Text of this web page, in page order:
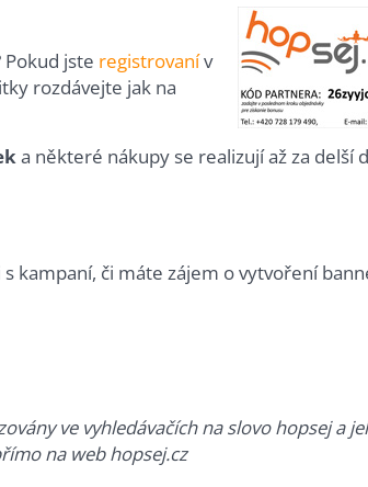
Pokud jste registrovanív
rozdávejte jak na
a některé nákupy se realizují až za delší
kampaní, či máte zájem o vytvoření
ve vyhledávačích na slovo hopsej a
na web hopsej.cz